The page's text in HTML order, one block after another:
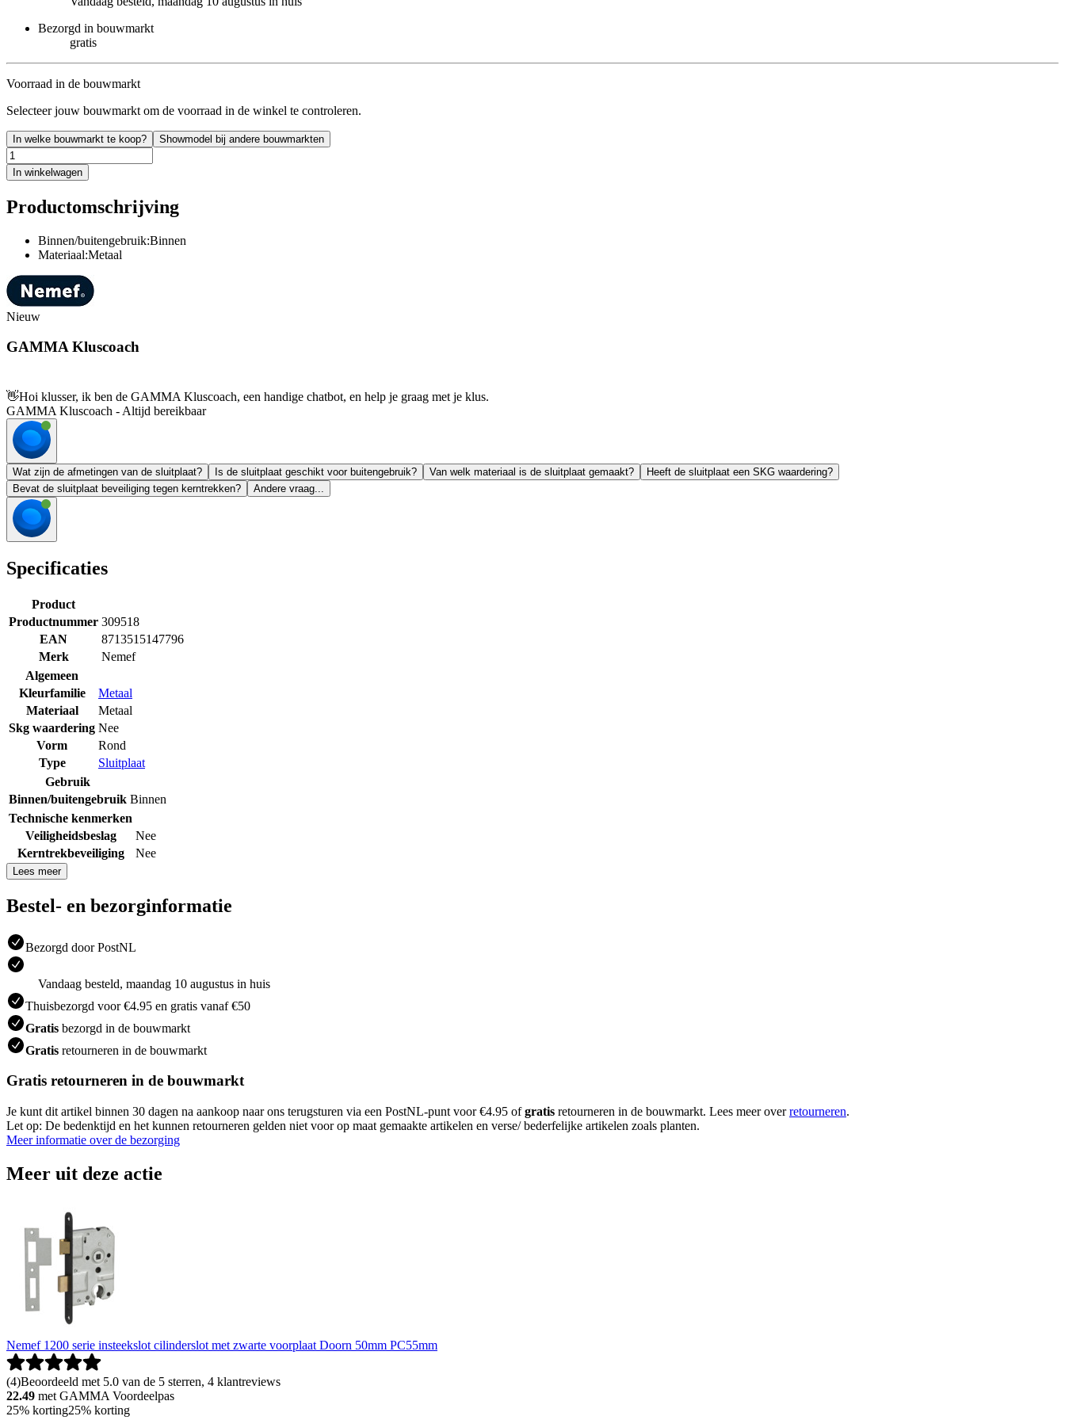
Bezorgd in bouwmarkt
gratis
Voorraad in de bouwmarkt
Selecteer jouw bouwmarkt om de voorraad in de winkel te controleren.
In welke bouwmarkt te koop? Showmodel bij andere bouwmarkten
In winkelwagen
Productomschrijving
Binnen/buitengebruik:Binnen
Materiaal:Metaal
Nieuw
GAMMA Kluscoach
👋Hoi klusser, ik ben de GAMMA Kluscoach, een handige chatbot, en help je graag met je klus.
GAMMA Kluscoach - Altijd bereikbaar
Wat zijn de afmetingen van de sluitplaat? Is de sluitplaat geschikt voor buitengebruik? Van welk materiaal is de sluitplaat gemaakt?
Heeft de sluitplaat een SKG waardering?
Bevat de sluitplaat beveiliging tegen kerntrekken?
Andere vraag...
Specificaties
Product
Productnummer 309518
EAN
8713515147796
Merk
Nemef
Algemeen
Kleurfamilie
Metaal
Materiaal
Metaal
Skg waardering Nee
Vorm
Rond
Type
Sluitplaat
Gebruik
Binnen/buitengebruik Binnen
Technische kenmerken
Veiligheidsbeslag
Nee
Kerntrekbeveiliging
Nee
Lees meer
Bestel- en bezorginformatie
Bezorgd door PostNL
Vandaag besteld, maandag 10 augustus in huis
Thuisbezorgd voor €4.95 en gratis vanaf €50
Gratis bezorgd in de bouwmarkt
Gratis retourneren in de bouwmarkt
Gratis retourneren in de bouwmarkt
Je kunt dit artikel binnen 30 dagen na aankoop naar ons terugsturen via een PostNL-punt voor €4.95 ofgratis retourneren in de bouwmarkt. Lees meer overretourneren.
Let op: De bedenktijd en het kunnen retourneren gelden niet voor op maat gemaakte artikelen en verse/ bederfelijke artikelen zoals planten.
Meer informatie over de bezorging
Meer uit deze actie
Nemef 1200 serie insteekslot cilinderslot met zwarte voorplaat Doorn 50mm PC55mm
(4)Beoordeeld met 5.0 van de 5 sterren, 4 klantreviews
22.49 met GAMMA Voordeelpas
25% korting25% korting